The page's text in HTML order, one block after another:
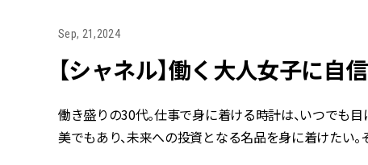
Sep, 21,2024
【シャネル】働く大人女子に
働き盛りの30代。仕事で身に着ける時計は、いつでも
美でもあり、未来への投資となる名品を身に着けたい